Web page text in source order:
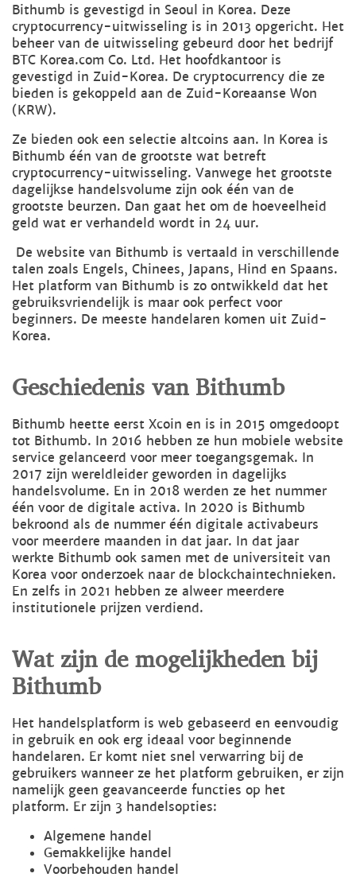
Bithumb is gevestigd in Seoul in Korea. Deze
cryptocurrency-uitwisseling is in 2013 opgericht. Het
beheer van de uitwisseling gebeurd door het bedrijf
BTC Korea.com Co. Ltd. Het hoofdkantoor is
gevestigd in Zuid-Korea. De cryptocurrency die ze
bieden is gekoppeld aan de Zuid-Koreaanse Won
(KRW).
Ze bieden ook een selectie altcoins aan. In Korea is
Bithumb één van de grootste wat betreft
cryptocurrency-uitwisseling. Vanwege het grootste
dagelijkse handelsvolume zijn ook één van de
grootste beurzen. Dan gaat het om de hoeveelheid
geld wat er verhandeld wordt in 24 uur.
De website van Bithumb is vertaald in verschillende
talen zoals Engels, Chinees, Japans, Hind en Spaans.
Het platform van Bithumb is zo ontwikkeld dat het
gebruiksvriendelijk is maar ook perfect voor
beginners. De meeste handelaren komen uit Zuid-
Korea.
Geschiedenis van Bithumb
Bithumb heette eerst Xcoin en is in 2015 omgedoopt
tot Bithumb. In 2016 hebben ze hun mobiele website
service gelanceerd voor meer toegangsgemak. In
2017 zijn wereldleider geworden in dagelijks
handelsvolume. En in 2018 werden ze het nummer
één voor de digitale activa. In 2020 is Bithumb
bekroond als de nummer één digitale activabeurs
voor meerdere maanden in dat jaar. In dat jaar
werkte Bithumb ook samen met de universiteit van
Korea voor onderzoek naar de blockchaintechnieken.
En zelfs in 2021 hebben ze alweer meerdere
institutionele prijzen verdiend.
Wat zijn de mogelijkheden bij
Bithumb
Het handelsplatform is web gebaseerd en eenvoudig
in gebruik en ook erg ideaal voor beginnende
handelaren. Er komt niet snel verwarring bij de
gebruikers wanneer ze het platform gebruiken, er zijn
namelijk geen geavanceerde functies op het
platform. Er zijn 3 handelsopties:
Algemene handel
Gemakkelijke handel
Voorbehouden handel